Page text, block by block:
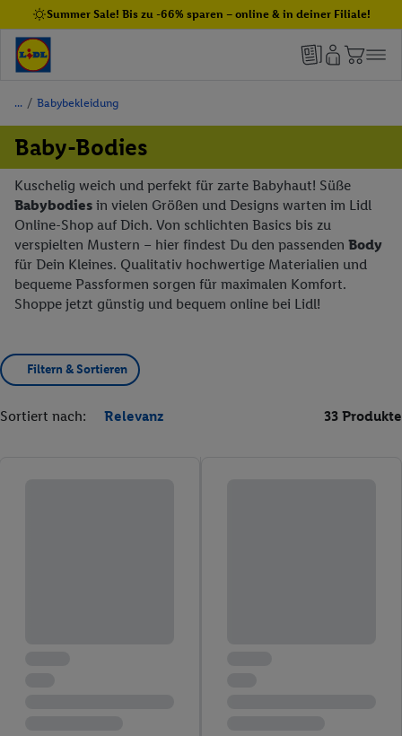
Summer Sale! Bis zu -66% sparen – online & in deiner Filiale!
/ Babybekleidung
Baby-Bodies
Kuschelig weich und perfekt für zarte Babyhaut! Süße
Babybodies in vielen Größen und Designs warten im Lidl
Online-Shop auf Dich. Von schlichten Basics bis zu
verspielten Mustern – hier findest Du den passenden Body
für Dein Kleines. Qualitativ hochwertige Materialien und
bequeme Passformen sorgen für maximalen Komfort.
Shoppe jetzt günstig und bequem online bei Lidl!
Filtern & Sortieren
Sortiert nach: Relevanz 33 Produkte